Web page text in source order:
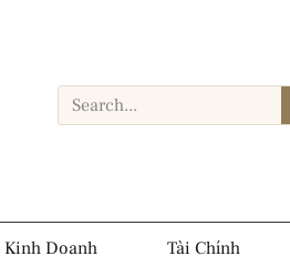
Kinh Doanh Tài Chính